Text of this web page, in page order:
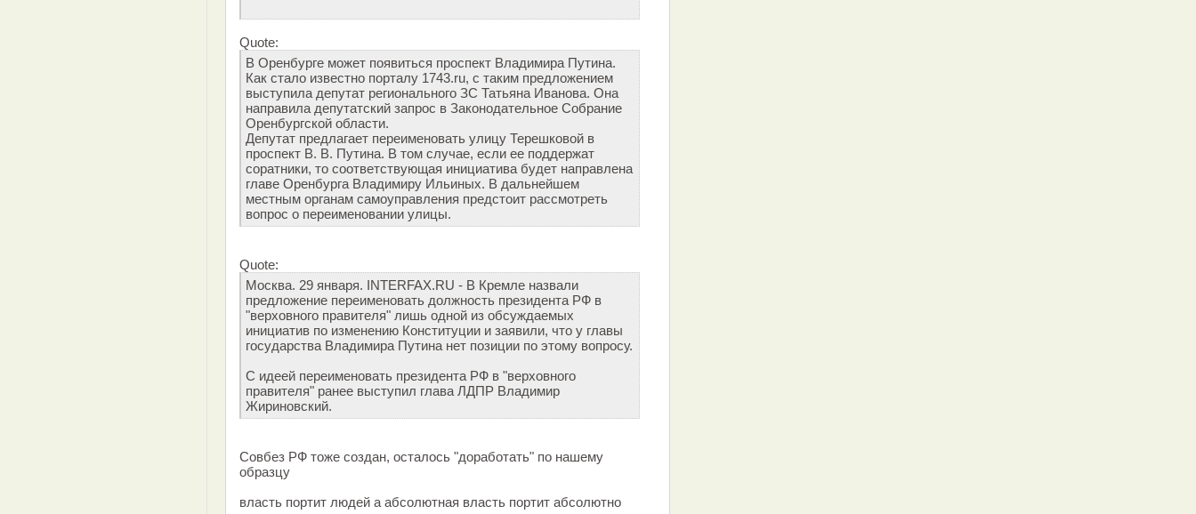
Quote:
В Оренбурге может появиться проспект Владимира Путина.
Как стало известно порталу 1743.ru, с таким предложением
выступила депутат регионального ЗС Татьяна Иванова. Она
направила депутатский запрос в Законодательное Собрание
Оренбургской области.
Депутат предлагает переименовать улицу Терешковой в
проспект В. В. Путина. В том случае, если ее поддержат
соратники, то соответствующая инициатива будет направлена
главе Оренбурга Владимиру Ильиных. В дальнейшем
местным органам самоуправления предстоит рассмотреть
вопрос о переименовании улицы.
Quote:
Москва. 29 января. INTERFAX.RU - В Кремле назвали
предложение переименовать должность президента РФ в
"верховного правителя" лишь одной из обсуждаемых
инициатив по изменению Конституции и заявили, что у главы
государства Владимира Путина нет позиции по этому вопросу.
С идеей переименовать президента РФ в "верховного
правителя" ранее выступил глава ЛДПР Владимир
Жириновский.
Совбез РФ тоже создан, осталось "доработать" по нашему
образцу
власть портит людей а абсолютная власть портит абсолютно